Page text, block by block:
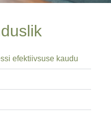
efektiivsuse kaudu